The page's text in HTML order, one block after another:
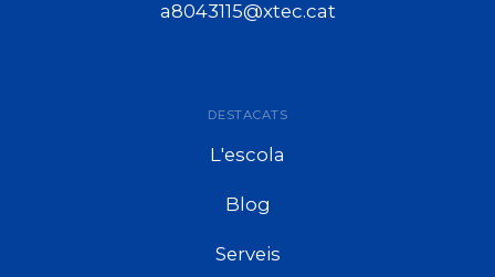
a8043115@xtec.cat
DESTACATS
L'escola
Blog
Serveis